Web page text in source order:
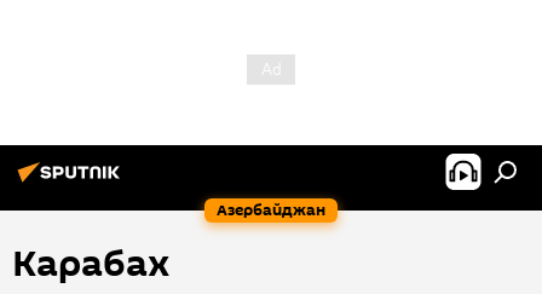
Азербайджан
Карабах